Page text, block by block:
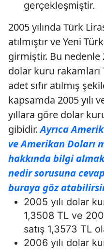
gerçekleşmiştir.
2005 yılında Türk
atılmıştır ve Yeni
girmiştir. Bu nedenle
dolar kuru rakamları
adet sıfır atılmış
kapsamda 2005 yılı
yıllara göre dolar
gibidir.Ayrıca
ve Amerikan Doları
hakkında bilgi
nedir sorusuna
buraya göz
2005 yılı dolar
1,3508 TL ve
satış 1,3573 TL
2006 yılı dolar